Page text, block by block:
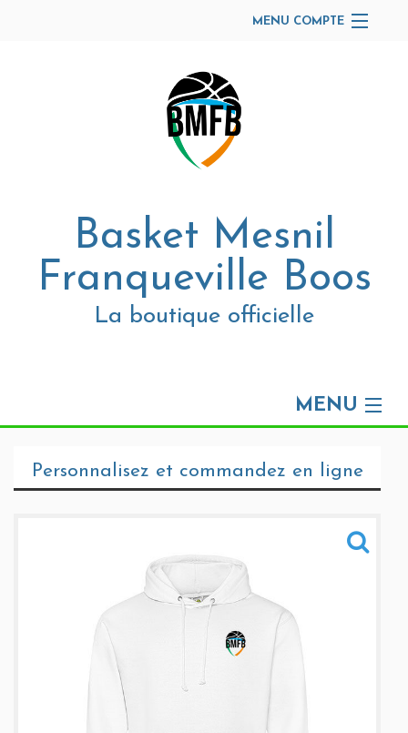
MENU COMPTE
Site Web du club
Facebook
Se connecter
Panier (vide
Basket Mesnil
Franqueville Boos
La boutique officielle
MENU
Training
Personnalisez et commandez en ligne